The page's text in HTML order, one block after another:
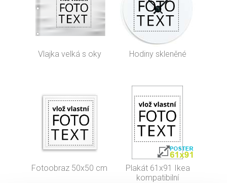
Vlajka velká s oky Hodiny skleněné
Fotoobraz 50x50 cm
Plakát 61x91 Ikea
kompatibilní